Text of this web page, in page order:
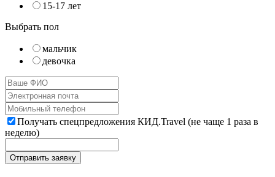
15-17 лет
Выбрать пол
мальчик
девочка
Получать спецпредложения КИД.Travel (не чаще 1 раза в
неделю)